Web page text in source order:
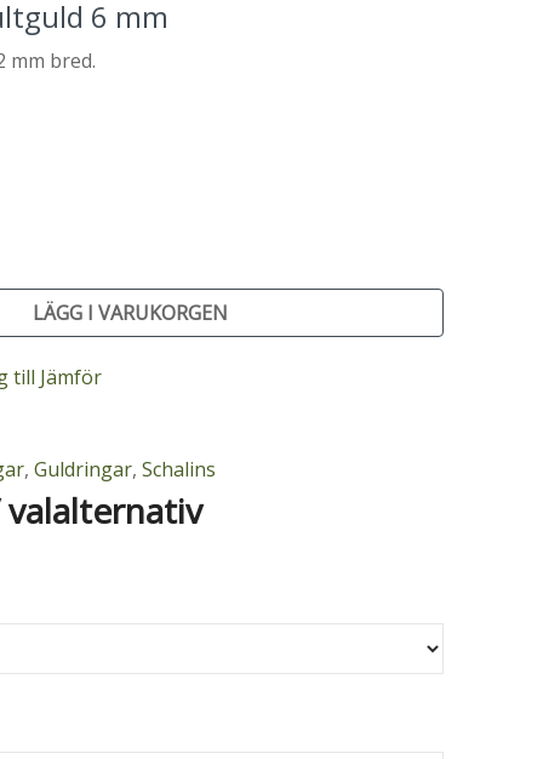
6 mm
mm bred.
LÄGG I VARUKORGEN
till Jämför
, Guldringar, Schalins